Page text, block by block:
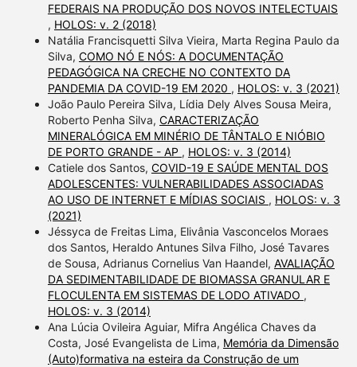
FEDERAIS NA PRODUÇÃO DOS NOVOS INTELECTUAIS
, HOLOS: v. 2 (2018)
Natália Francisquetti Silva Vieira, Marta Regina Paulo da
Silva, COMO NÓ E NÓS: A DOCUMENTAÇÃO
PEDAGÓGICA NA CRECHE NO CONTEXTO DA
PANDEMIA DA COVID-19 EM 2020 , HOLOS: v. 3 (2021)
João Paulo Pereira Silva, Lídia Dely Alves Sousa Meira,
Roberto Penha Silva, CARACTERIZAÇÃO
MINERALÓGICA EM MINÉRIO DE TÂNTALO E NIÓBIO
DE PORTO GRANDE - AP , HOLOS: v. 3 (2014)
Catiele dos Santos, COVID-19 E SAÚDE MENTAL DOS
ADOLESCENTES: VULNERABILIDADES ASSOCIADAS
AO USO DE INTERNET E MÍDIAS SOCIAIS , HOLOS: v. 3
(2021)
Jéssyca de Freitas Lima, Elivânia Vasconcelos Moraes
dos Santos, Heraldo Antunes Silva Filho, José Tavares
de Sousa, Adrianus Cornelius Van Haandel, AVALIAÇÃO
DA SEDIMENTABILIDADE DE BIOMASSA GRANULAR E
FLOCULENTA EM SISTEMAS DE LODO ATIVADO ,
HOLOS: v. 3 (2014)
Ana Lúcia Ovileira Aguiar, Mifra Angélica Chaves da
Costa, José Evangelista de Lima, Memória da Dimensão
(Auto)formativa na esteira da Construção de um